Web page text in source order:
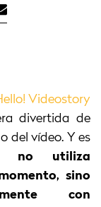
Videostory
divertida de
del vídeo. Y es
no utiliza
sino
con